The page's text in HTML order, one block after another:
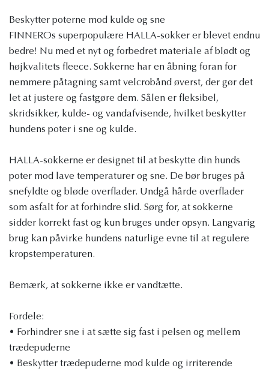
Beskytter poterne mod kulde og sne
FINNEROs superpopulære HALLA-sokker er blevet endnu
bedre! Nu med et nyt og forbedret materiale af blødt og
højkvalitets fleece. Sokkerne har en åbning foran for
nemmere påtagning samt velcrobånd øverst, der gør det
let at justere og fastgøre dem. Sålen er fleksibel,
skridsikker, kulde- og vandafvisende, hvilket beskytter
hundens poter i sne og kulde.
HALLA-sokkerne er designet til at beskytte din hunds
poter mod lave temperaturer og sne. De bør bruges på
snefyldte og bløde overflader. Undgå hårde overflader
som asfalt for at forhindre slid. Sørg for, at sokkerne
sidder korrekt fast og kun bruges under opsyn. Langvarig
brug kan påvirke hundens naturlige evne til at regulere
kropstemperaturen.
Bemærk, at sokkerne ikke er vandtætte.
Fordele:
• Forhindrer sne i at sætte sig fast i pelsen og mellem
trædepuderne
• Beskytter trædepuderne mod kulde og irriterende